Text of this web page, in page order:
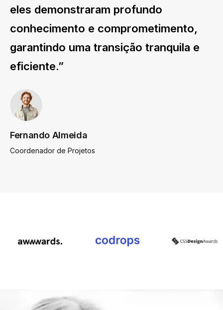
eles demonstraram profundo
conhecimento e comprometimento,
garantindo uma transição tranquila e
eficiente.”
Fernando Almeida
Coordenador de Projetos